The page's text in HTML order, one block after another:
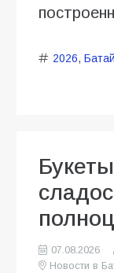
2026,
07.08.2026
Новости в